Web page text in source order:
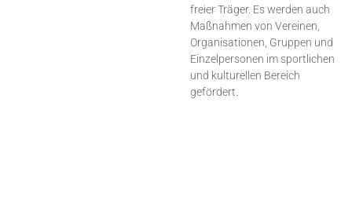
freier Träger. Es werden auch
Maßnahmen von Vereinen,
Organisationen, Gruppen und
Einzelpersonen im sportlichen
und kulturellen Bereich
gefördert.